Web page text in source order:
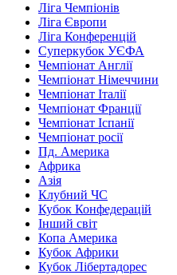
Ліга Чемпіонів
Ліга Європи
Ліга Конференцій
Суперкубок УЄФА
Чемпіонат Англії
Чемпіонат Німеччини
Чемпіонат Італії
Чемпіонат Франції
Чемпіонат Іспанії
Чемпіонат росії
Пд. Америка
Африка
Азія
Клубний ЧС
Кубок Конфедерацій
Інший світ
Копа Америка
Кубок Африки
Кубок Лібертадорес